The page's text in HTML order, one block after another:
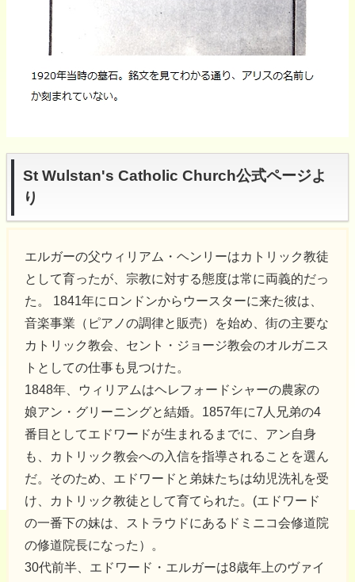
St Wulstan's Catholic Church公式ページよ
り
エルガーの父ウィリアム・ヘンリーはカトリック教徒
として育ったが、宗教に対する態度は常に両義的だっ
た。 1841年にロンドンからウースターに来た彼は、
音楽事業（ピアノの調律と販売）を始め、街の主要な
カトリック教会、セント・ジョージ教会のオルガニス
トとしての仕事も見つけた。
1848年、ウィリアムはヘレフォードシャーの農家の
娘アン・グリーニングと結婚。1857年に7人兄弟の4
番目としてエドワードが生まれるまでに、アン自身
も、カトリック教会への入信を指導されることを選ん
だ。そのため、エドワードと弟妹たちは幼児洗礼を受
け、カトリック教徒として育てられた。(エドワード
の一番下の妹は、ストラウドにあるドミニコ会修道院
の修道院長になった）。
30代前半、エドワード・エルガーは8歳年上のヴァイ